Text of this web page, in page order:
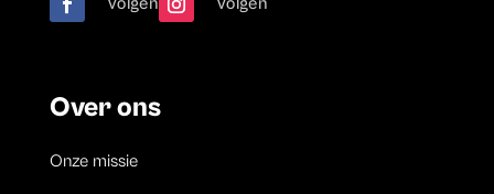
Over ons
Onze missie